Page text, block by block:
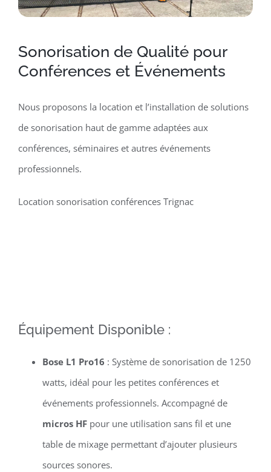
Sonorisation de Qualité pour
Conférences et Événements
Nous proposons la location et l’installation de solutions
de sonorisation haut de gamme adaptées aux
conférences, séminaires et autres événements
professionnels.
Location sonorisation conférences Trignac
Équipement Disponible :
Bose L1 Pro16 : Système de sonorisation de 1250
watts, idéal pour les petites conférences et
événements professionnels. Accompagné de
micros HFpour une utilisation sans fil et une
table de mixage permettant d’ajouter plusieurs
sources sonores.